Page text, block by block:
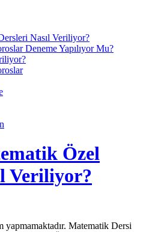
Nasıl Veriliyor?
Deneme Yapılıyor Mu?
Özel
Veriliyor?
yapmamaktadır. Matematik Dersi